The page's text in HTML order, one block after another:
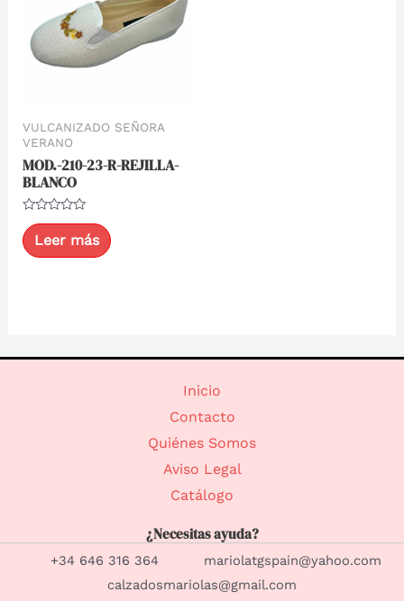
VULCANIZADO SEÑORA
VERANO
MOD.-210-23-R-REJILLA-
BLANCO
Valorado
con
0
de
Leer más
Inicio
Contacto
Quiénes Somos
Aviso Legal
Catálogo
¿Necesitas ayuda?
+34 646 316 364 mariolatgspain@yahoo.com
calzadosmariolas@gmail.com